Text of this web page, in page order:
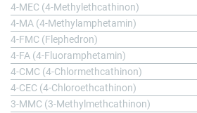
4-MEC (4-Methylethcathinon)
4-MA (4-Methylamphetamin)
4-FMC (Flephedron)
4-FA (4-Fluoramphetamin)
4-CMC (4-Chlormethcathinon)
4-CEC (4-Chloroethcathinon)
3-MMC (3-Methylmethcathinon)